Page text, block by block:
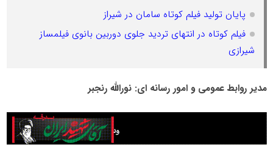
پایان تولید فیلم کوتاه سامان در شیراز
فیلم کوتاه در انتهای تردید جلوی دوربین بانوی فیلمساز
شیرازی
مدیر روابط عمومی و امور رسانه ای: نورالله رنجبر